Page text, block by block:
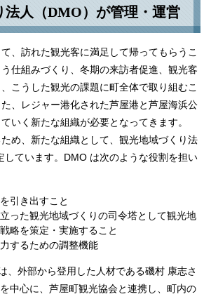
法人（DMO）が管理・運営
、訪れた観光客に満足して帰ってもらうこ
仕組みづくり、冬期の来訪者促進、観光客
こうした観光の課題に町全体で取り組むこ
、レジャー港化された芦屋港と芦屋海浜公
いく新たな組織が必要となってきます。
め、新たな組織として、観光地域づくり法
しています。DMO は次のような役割を担い
引き出すこと
った観光地域づくりの司令塔として観光地
略を策定・実施すること
するための調整機能
、外部から登用した人材である磯村 康志さ
中心に、芦屋町観光協会と連携し、町内の